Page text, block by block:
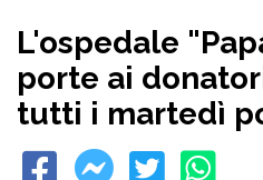
L'ospedale
porte ai
tutti i martedì